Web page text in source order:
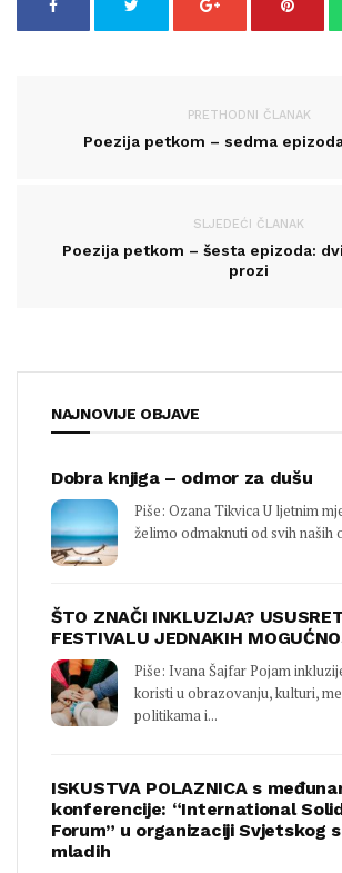
PRETHODNI ČLANAK
Poezija petkom – sedma
SLJEDEĆI ČLANAK
Poezija petkom – šesta epizoda:
prozi
NAJNOVIJE OBJAVE
Dobra knjiga – odmor za dušu
Piše: Ozana Tikvica U ljetnim
želimo odmaknuti od svih naših
ŠTO ZNAČI INKLUZIJA?
FESTIVALU JEDNAKIH
Piše: Ivana Šajfar Pojam
koristi u obrazovanju, kulturi,
politikama i...
ISKUSTVA POLAZNICA s
konferencije: “International
Forum” u organizaciji Svjetskog
mladih